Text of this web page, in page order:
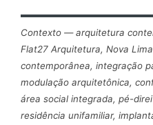
Contexto — arquitetura
Flat27 Arquitetura, Nova
contemporânea, integração
modulação arquitetônica,
área social integrada, pé-
residência unifamiliar,